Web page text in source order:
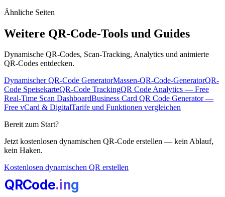
Ähnliche Seiten
Weitere QR-Code-Tools und Guides
Dynamische QR-Codes, Scan-Tracking, Analytics und animierte
QR-Codes entdecken.
Dynamischer QR-Code GeneratorMassen-QR-Code-GeneratorQR-
Code SpeisekarteQR-Code TrackingQR Code Analytics — Free
Real-Time Scan DashboardBusiness Card QR Code Generator —
Free vCard & DigitalTarife und Funktionen vergleichen
Bereit zum Start?
Jetzt kostenlosen dynamischen QR-Code erstellen — kein Ablauf,
kein Haken.
Kostenlosen dynamischen QR erstellen
QRCode.ing